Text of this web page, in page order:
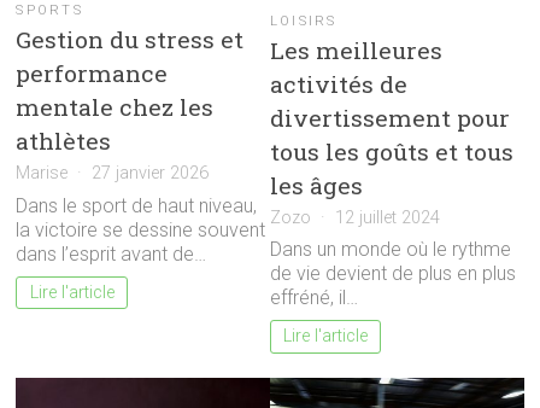
SPORTS
Gestion du stress et
performance
mentale chez les
athlètes
Marise 27 janvier 2026
Dans le sport de haut niveau,
la victoire se dessine souvent
dans l’esprit avant de…
Lire l'article
LOISIRS
Les meilleures
activités de
divertissement pour
tous les goûts et tous
les âges
Zozo 12 juillet 2024
Dans un monde où le rythme
de vie devient de plus en plus
effréné, il…
Lire l'article